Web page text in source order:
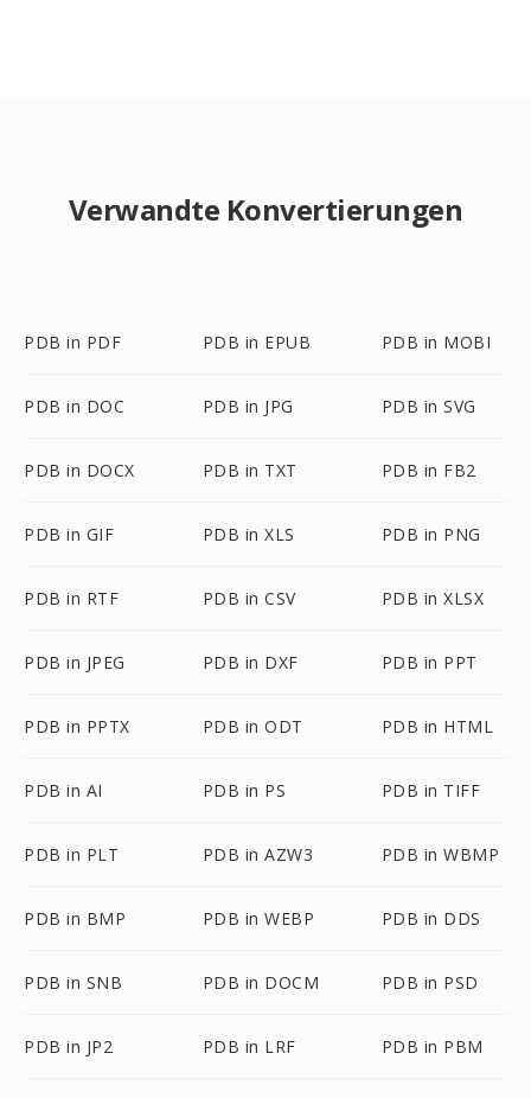
Verwandte Konvertierungen
PDB in PDF PDB in EPUB PDB in MOBI
PDB in DOC PDB in JPG PDB in SVG
PDB in DOCX PDB in TXT PDB in FB2
PDB in GIF PDB in XLS PDB in PNG
PDB in RTF PDB in CSV PDB in XLSX
PDB in JPEG PDB in DXF PDB in PPT
PDB in PPTX PDB in ODT PDB in HTML
PDB in AI PDB in PS PDB in TIFF
PDB in PLT PDB in AZW3 PDB in WBMP
PDB in BMP PDB in WEBP PDB in DDS
PDB in SNB PDB in DOCM PDB in PSD
PDB in JP2 PDB in LRF PDB in PBM